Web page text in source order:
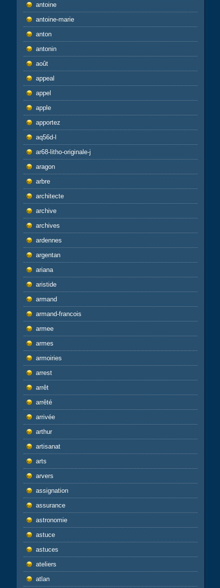
antoine
antoine-marie
anton
antonin
août
appeal
appel
apple
apportez
aq56d-l
ar68-litho-originale-j
aragon
arbre
architecte
archive
archives
ardennes
argentan
ariana
aristide
armand
armand-francois
armee
armes
armoiries
arrest
arrêt
arrêté
arrivée
arthur
artisanat
arts
arvers
assignation
assurance
astronomie
astuce
astuces
ateliers
atlan